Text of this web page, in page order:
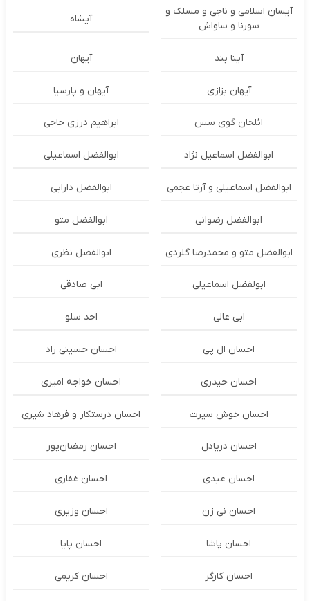
آیسان اسلامی و ناجی و مسلک و
سورنا و ساواش
آیشاه
آینا بند آیهان
آیهان بزازی آیهان و پارسیا
ائلخان گوی سس ابراهیم درزی حاجی
ابوالفضل اسماعیل نژاد ابوالفضل اسماعیلی
ابوالفضل اسماعیلی و آرتا عجمی ابوالفضل دارابی
ابوالفضل رضوانی ابوالفضل متو
ابوالفضل متو و محمدرضا گلردی ابوالفضل نظری
ابولفضل اسماعیلی ابی صادقی
ابی عالی احد سلو
احسان ال پی احسان حسینی راد
احسان حیدری احسان خواجه امیری
احسان خوش سیرت احسان درستكار و فرهاد شيرى
احسان دریادل احسان رمضان‌پور
احسان عبدی احسان غفاری
احسان نی زن احسان وزیری
احسان پاشا احسان پایا
احسان کارگر احسان کریمی